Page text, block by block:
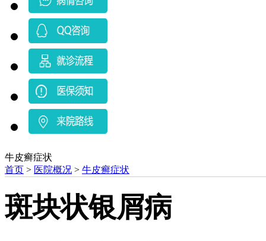
牛皮癣症状
首页 > 医院概况 > 牛皮癣症状
斑块状银屑病